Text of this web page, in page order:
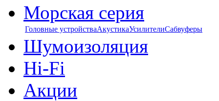
Морская серия
Головные устройстваАкустикаУсилителиСабвуферы
Шумоизоляция
Hi-Fi
Акции